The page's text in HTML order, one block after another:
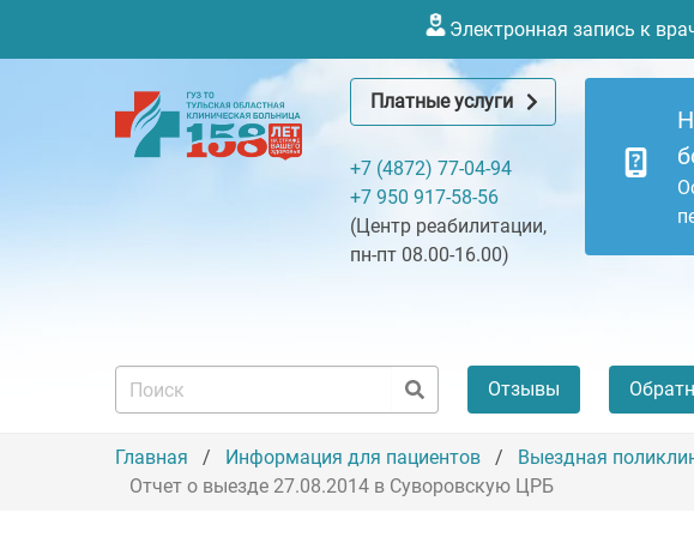
Электронная запись к
Платные услуги
+7 (4872) 77-04-94
+7 950 917-58-56
(Центр реабилитации,
пн-пт 08.00-16.00)
Отзывы
Главная Информация для пациентов Выездная
Отчет о выезде 27.08.2014 в Суворовскую ЦРБ